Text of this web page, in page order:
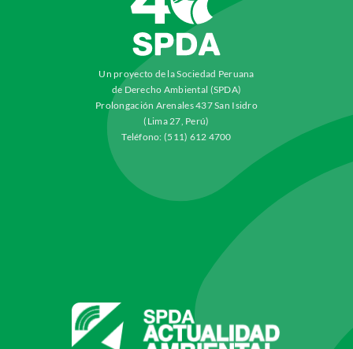
Un proyecto de la Sociedad Peruana
de Derecho Ambiental (SPDA)
Prolongación Arenales 437 San Isidro
(Lima 27, Perú)
Teléfono: (511) 612 4700